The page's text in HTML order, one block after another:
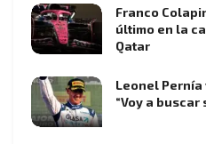
Franco
último en la
Qatar
Leonel Pernía
“Voy a